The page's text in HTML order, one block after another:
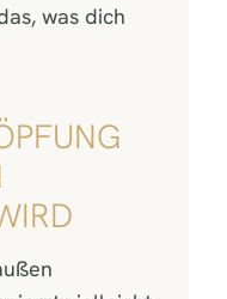
was dich